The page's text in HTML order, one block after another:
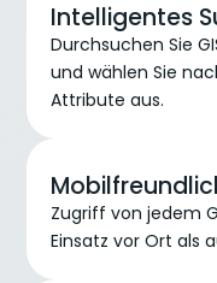
Intelligentes
Durchsuchen Sie
und wählen Sie
Attribute aus.
Zugriff von jedem
Einsatz vor Ort als